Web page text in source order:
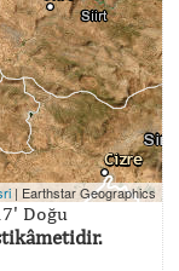
| Earthstar Geographics
Doğu